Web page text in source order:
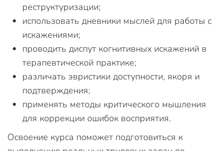
реструктуризации;
использовать дневники мыслей для работы с
искажениями;
проводить диспут когнитивных искажений в
терапевтической практике;
различать эвристики доступности, якоря и
подтверждения;
применять методы критического мышления
для коррекции ошибок восприятия.
Освоение курса поможет подготовиться к